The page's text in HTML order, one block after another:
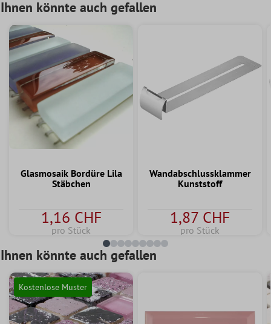
Ihnen könnte auch gefallen
Glasmosaik Bordüre Lila
Stäbchen
1,16 CHF
pro Stück
Wandabschlussklammer
Kunststoff
1,87 CHF
pro Stück
Ihnen könnte auch gefallen
Kostenlose Muster